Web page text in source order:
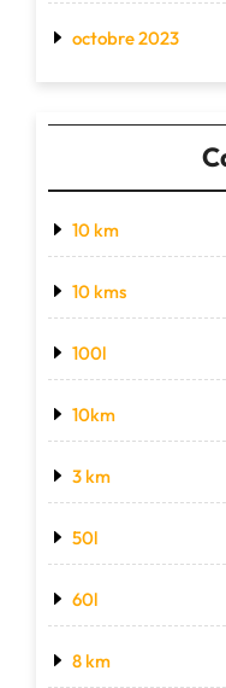
octobre 2023
10 km
10 kms
100l
10km
3 km
50l
60l
8 km